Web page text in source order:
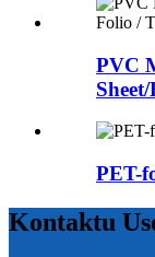
PVC
PET-
Kontaktu